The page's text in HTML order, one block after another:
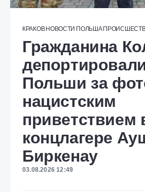
КРАКОВ НОВОСТИ ПОЛЬША
Гражданина
Польши за
нацистским
приветствием
концлагере
Биркенау
03.08.2026 12:49